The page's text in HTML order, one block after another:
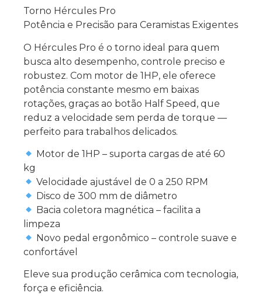
Torno Hércules Pro
Potência e Precisão para Ceramistas Exigentes
O Hércules Pro é o torno ideal para quem
busca alto desempenho, controle preciso e
robustez. Com motor de 1HP, ele oferece
potência constante mesmo em baixas
rotações, graças ao botão Half Speed, que
reduz a velocidade sem perda de torque —
perfeito para trabalhos delicados.
Motor de 1HP – suporta cargas de até 60
kg
Velocidade ajustável de 0 a 250 RPM
Disco de 300 mm de diâmetro
Bacia coletora magnética – facilita a
limpeza
Novo pedal ergonômico – controle suave e
confortável
Eleve sua produção cerâmica com tecnologia,
força e eficiência.